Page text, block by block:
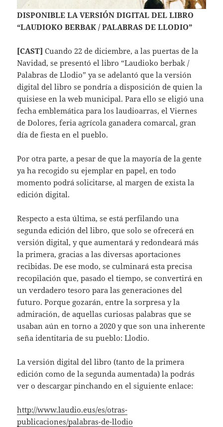
DISPONIBLE LA VERSIÓN DIGITAL DEL LIBRO
“LAUDIOKO BERBAK / PALABRAS DE LLODIO”
[CAST] Cuando 22 de diciembre, a las puertas de la
Navidad, se presentó el libro “Laudioko berbak /
Palabras de Llodio” ya se adelantó que la versión
digital del libro se pondría a disposición de quien la
quisiese en la web municipal. Para ello se eligió una
fecha emblemática para los laudioarras, el Viernes
de Dolores, feria agrícola ganadera comarcal, gran
día de fiesta en el pueblo.
Por otra parte, a pesar de que la mayoría de la gente
ya ha recogido su ejemplar en papel, en todo
momento podrá solicitarse, al margen de exista la
edición digital.
Respecto a esta última, se está perfilando una
segunda edición del libro, que solo se ofrecerá en
versión digital, y que aumentará y redondeará más
la primera, gracias a las diversas aportaciones
recibidas. De ese modo, se culminará esta precisa
recopilación que, pasado el tiempo, se convertirá en
un verdadero tesoro para las generaciones del
futuro. Porque gozarán, entre la sorpresa y la
admiración, de aquellas curiosas palabras que se
usaban aún en torno a 2020 y que son una inherente
seña identitaria de su pueblo: Llodio.
La versión digital del libro (tanto de la primera
edición como de la segunda aumentada) la podrás
ver o descargar pinchando en el siguiente enlace:
http://www.laudio.eus/es/otras-
publicaciones/palabras-de-llodio